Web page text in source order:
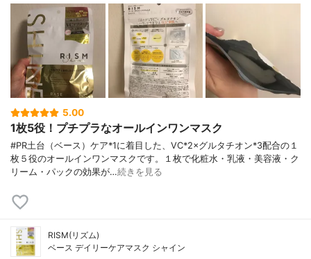
5.00
1枚5役！プチプラなオールインワンマスク
#PR土台（ベース）ケア*1に着目した、VC*2×グルタチオン*3配合の１
枚５役のオールインワンマスクです。１枚で化粧水・乳液・美容液・ク
リーム・パックの効果が…続きを見る
RISM(リズム)
ベース デイリーケアマスク シャイン